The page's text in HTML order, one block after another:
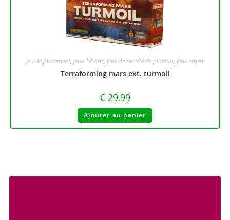
jeu de placement, jeux 14 ans, Jeux de société de plateau, Jeux expert
Terraforming mars ext. turmoil
€ 29,99
Ajouter au panier